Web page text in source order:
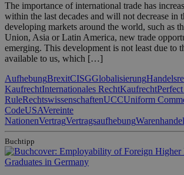
The importance of international trade has
within the last decades and will not decrease in
developing markets around the world, such as
Union, Asia or Latin America, new trade
emerging. This development is not least due to
available to us, which […]
AufhebungBrexitCISGGlobalisierung
KaufrechtInternationales RechtKaufrecht
RuleRechtswissenschaftenUCCUniform
CodeUSAVereinte
NationenVertragVertragsaufhebungWarenhandel
Buchtipp